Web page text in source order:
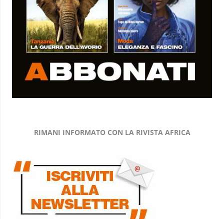
RIMANI INFORMATO CON LA RIVISTA AFRICA